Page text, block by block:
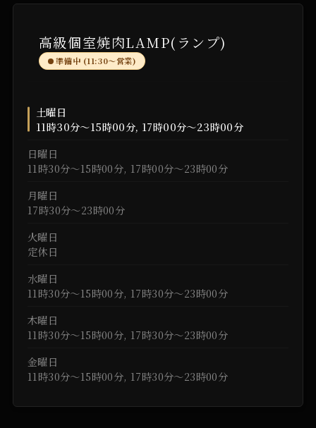
高級個室焼肉LAMP(ランプ)
準備中 (11:30〜営業)
土曜日
11時30分～15時00分, 17時00分～23時00分
日曜日
11時30分～15時00分, 17時00分～23時00分
月曜日
17時30分～23時00分
火曜日
定休日
水曜日
11時30分～15時00分, 17時30分～23時00分
木曜日
11時30分～15時00分, 17時30分～23時00分
金曜日
11時30分～15時00分, 17時30分～23時00分